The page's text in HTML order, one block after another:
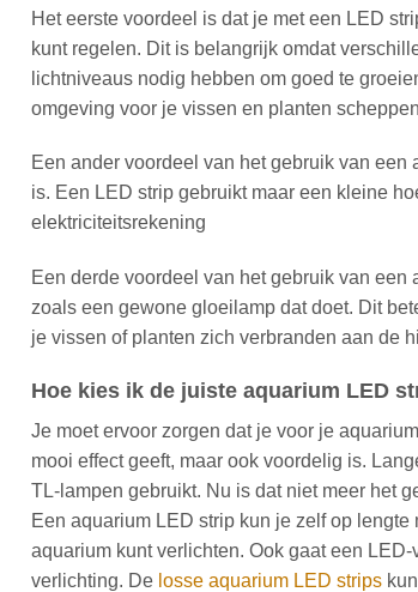
Het eerste voordeel is dat je met een LED
kunt regelen. Dit is belangrijk omdat
lichtniveaus nodig hebben om goed te
omgeving voor je vissen en planten
Een ander voordeel van het gebruik van
is. Een LED strip gebruikt maar een kleine
elektriciteitsrekening
Een derde voordeel van het gebruik van
zoals een gewone gloeilamp dat doet. Dit
je vissen of planten zich verbranden aan de
Hoe kies ik de juiste aquarium LED
Je moet ervoor zorgen dat je voor je
mooi effect geeft, maar ook voordelig is.
TL-lampen gebruikt. Nu is dat niet meer het
Een aquarium LED strip kun je zelf op
aquarium kunt verlichten. Ook gaat een
verlichting. De losse aquarium LED stripskun